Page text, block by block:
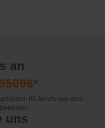
an
für Anrufe aus dem
uns